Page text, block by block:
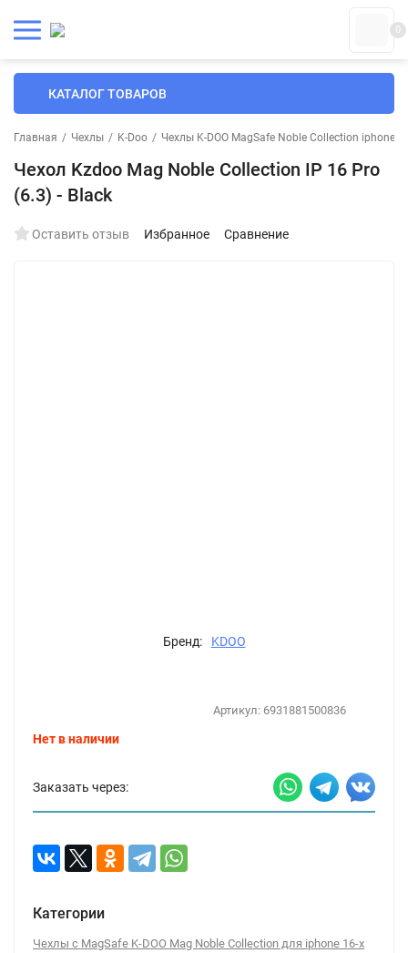
0
КАТАЛОГ ТОВАРОВ
Главная / Чехлы / K-Doo / Чехлы K-DOO MagSafe Noble Collection iphone
Чехол Kzdoo Mag Noble Collection IP 16 Pro
(6.3) - Black
Оставить отзыв Избранное Сравнение
Бренд: KDOO
Артикул: 6931881500836
Нет в наличии
Заказать через:
Категории
Чехлы с MagSafe K-DOO Mag Noble Collection для iphone 16-х